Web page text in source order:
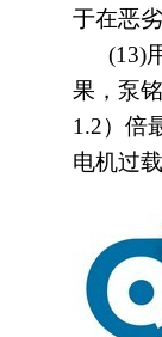
于在恶
(13)用
果，泵
1.2）倍
电机过